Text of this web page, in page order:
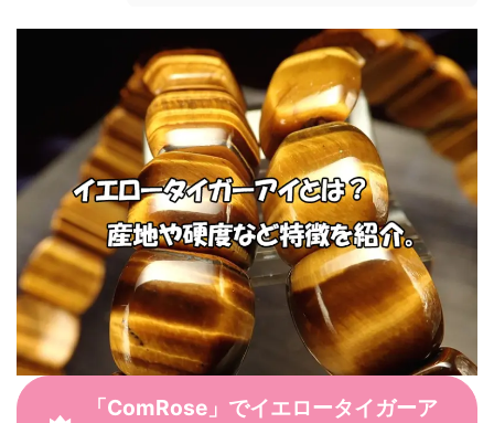
「ComRose」でイエロータイガーア